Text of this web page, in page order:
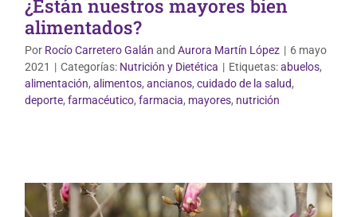
¿Están nuestros mayores bien
alimentados?
Por Rocío Carretero Galán and Aurora Martín López | 6 mayo
2021 | Categorías: Nutrición y Dietética | Etiquetas:abuelos,
alimentación, alimentos, ancianos, cuidado de la salud,
deporte, farmacéutico, farmacia, mayores, nutrición
Vida Saludable